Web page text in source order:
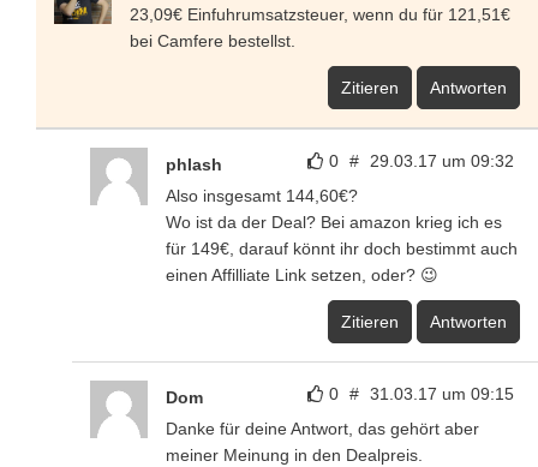
23,09€ Einfuhrumsatzsteuer, wenn du für 121,51€
bei Camfere bestellst.
Zitieren Antworten
0 # 29.03.17 um 09:32
phlash
Also insgesamt 144,60€?
Wo ist da der Deal? Bei amazon krieg ich es
für 149€, darauf könnt ihr doch bestimmt auch
einen Affilliate Link setzen, oder? 😉
Zitieren Antworten
0 # 31.03.17 um 09:15
Dom
Danke für deine Antwort, das gehört aber
meiner Meinung in den Dealpreis.